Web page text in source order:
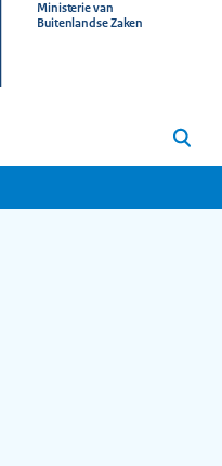
Ministerie van
Buitenlandse Zaken
Zoeken